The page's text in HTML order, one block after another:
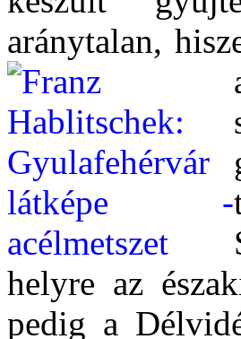
aránytalan,
helyre az
pedig a